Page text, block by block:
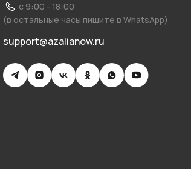
с 9:00 - 18:00
(в остальные часы пишите в WhatsApp)
support@azalianow.ru